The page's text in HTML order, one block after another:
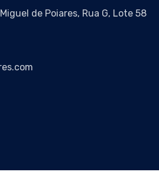
de Poiares, Rua G, Lote 58